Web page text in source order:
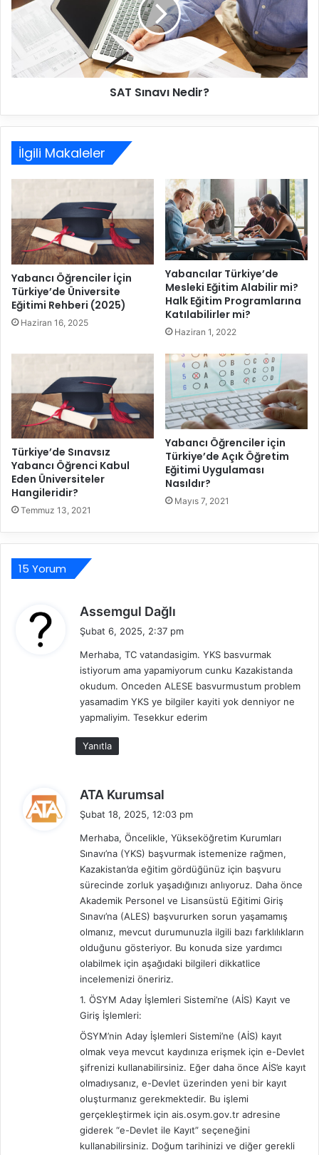
r
ı
s
k
p
t
B
g
s
b
i
l
i
r
?
ı
?
SAT Sınavı Nedir?
İlgili Makaleler
Yabancı Öğrenciler İçin
Türkiye’de Üniversite
Eğitimi Rehberi (2025)
Haziran 16, 2025
Yabancılar Türkiye’de
Mesleki Eğitim Alabilir mi?
Halk Eğitim Programlarına
Katılabilirler mi?
Haziran 1, 2022
Türkiye’de Sınavsız
Yabancı Öğrenci Kabul
Eden Üniversiteler
Hangileridir?
Temmuz 13, 2021
Yabancı Öğrenciler için
Türkiye’de Açık Öğretim
Eğitimi Uygulaması
Nasıldır?
Mayıs 7, 2021
15 Yorum
Assemgul Dağlı
i
k
i
:
Şubat 6, 2025, 2:37 pm
Merhaba, TC vatandasigim. YKS basvurmak
istiyorum ama yapamiyorum cunku Kazakistanda
okudum. Onceden ALESE basvurmustum problem
yasamadim YKS ye bilgiler kayiti yok denniyor ne
yapmaliyim. Tesekkur ederim
Yanıtla
ATA Kurumsal
e
i
k
i
:
Şubat 18, 2025, 12:03 pm
Merhaba, Öncelikle, Yükseköğretim Kurumları
Sınavı’na (YKS) başvurmak istemenize rağmen,
Kazakistan’da eğitim gördüğünüz için başvuru
sürecinde zorluk yaşadığınızı anlıyoruz. Daha önce
Akademik Personel ve Lisansüstü Eğitimi Giriş
Sınavı’na (ALES) başvururken sorun yaşamamış
olmanız, mevcut durumunuzla ilgili bazı farklılıkların
olduğunu gösteriyor. Bu konuda size yardımcı
olabilmek için aşağıdaki bilgileri dikkatlice
incelemenizi öneririz.
1. ÖSYM Aday İşlemleri Sistemi’ne (AİS) Kayıt ve
Giriş İşlemleri:
ÖSYM’nin Aday İşlemleri Sistemi’ne (AİS) kayıt
olmak veya mevcut kaydınıza erişmek için e-Devlet
şifrenizi kullanabilirsiniz. Eğer daha önce AİS’e kayıt
olmadıysanız, e-Devlet üzerinden yeni bir kayıt
oluşturmanız gerekmektedir. Bu işlemi
gerçekleştirmek için ais.osym.gov.tr adresine
giderek “e-Devlet ile Kayıt” seçeneğini
kullanabilirsiniz. Doğum tarihinizi ve diğer gerekli